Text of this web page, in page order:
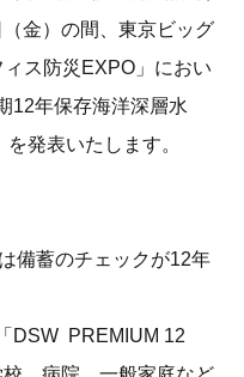
金）の間、東京ビッグ
ス防災EXPO」におい
12年保存海洋深層水
発表いたします。
備蓄のチェックが12年
DSW PREMIUM 12